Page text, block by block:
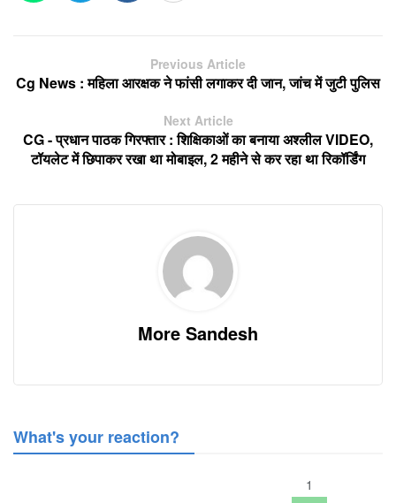
Previous Article
Cg News : महिला आरक्षक ने फांसी लगाकर दी जान, जांच में जुटी पुलिस
Next Article
CG - प्रधान पाठक गिरफ्तार : शिक्षिकाओं का बनाया अश्लील VIDEO,
टॉयलेट में छिपाकर रखा था मोबाइल, 2 महीने से कर रहा था रिकॉर्डिंग
More Sandesh
What's your reaction?
1